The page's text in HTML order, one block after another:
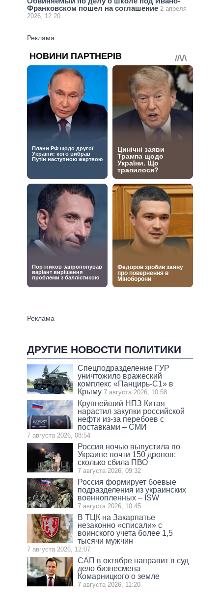
Франковском пошел на соглашение 2 апреля
2026, 12:20
ДРУГИЕ НОВОСТИ ПОЛИТИКИ
Спецподразделение ГУР
уничтожило вражеский
комплекс «Панцирь-С1» в
Крыму 7 августа 2026, 10:58
Крупнейший НПЗ Китая
нарастил закупки российской
нефти из-за перебоев с
поставками – СМИ
7 августа 2026, 08:54
Россия ночью выпустила по
Украине почти 150 дронов:
сколько сбила ПВО
7 августа 2026, 09:32
Россия формирует боевые
подразделения из украинских
военнопленных – ISW
7 августа 2026, 10:45
В ТЦК на Закарпатье
незаконно «списали» с
воинского учета более 1,5
тысячи мужчин
7 августа 2026, 12:07
САП в октябре направит в суд
дело бизнесмена
Комарницкого о земле
7 августа 2026, 11:20